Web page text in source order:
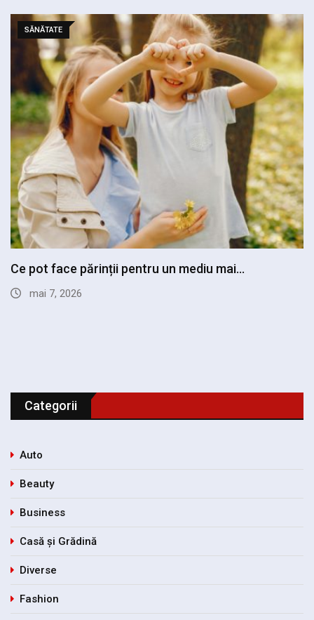
SĂNĂTATE
Ce alimente merită cumpărate constant pentru
mese mai…
Categorii
Auto
Beauty
Business
Casă și Grădină
Diverse
Fashion